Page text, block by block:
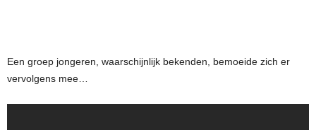
Een groep jongeren, waarschijnlijk bekenden, bemoeide zich er
vervolgens mee…